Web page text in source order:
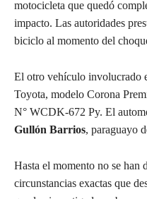
motocicleta que quedó
impacto. Las autoridades
biciclo al momento del
El otro vehículo involucrado
Toyota, modelo Corona
N° WCDK-672 Py. El
Gullón Barrios, paraguayo
Hasta el momento no se han
circunstancias exactas que